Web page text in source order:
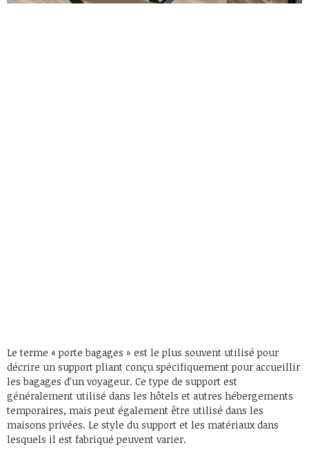
Le terme « porte bagages » est le plus souvent utilisé pour
décrire un support pliant conçu spécifiquement pour accueillir
les bagages d’un voyageur. Ce type de support est
généralement utilisé dans les hôtels et autres hébergements
temporaires, mais peut également être utilisé dans les
maisons privées. Le style du support et les matériaux dans
lesquels il est fabriqué peuvent varier.